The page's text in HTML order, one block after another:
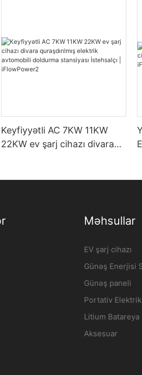
Keyfiyyətli AC 7KW 11KW
22KW ev şarj cihazı divara
Məhsullar
EV şarj cihazı
Günəş Enerjisi
Günəş paneli
Portativ Elektrik
Litium Batareya
Aksesuar